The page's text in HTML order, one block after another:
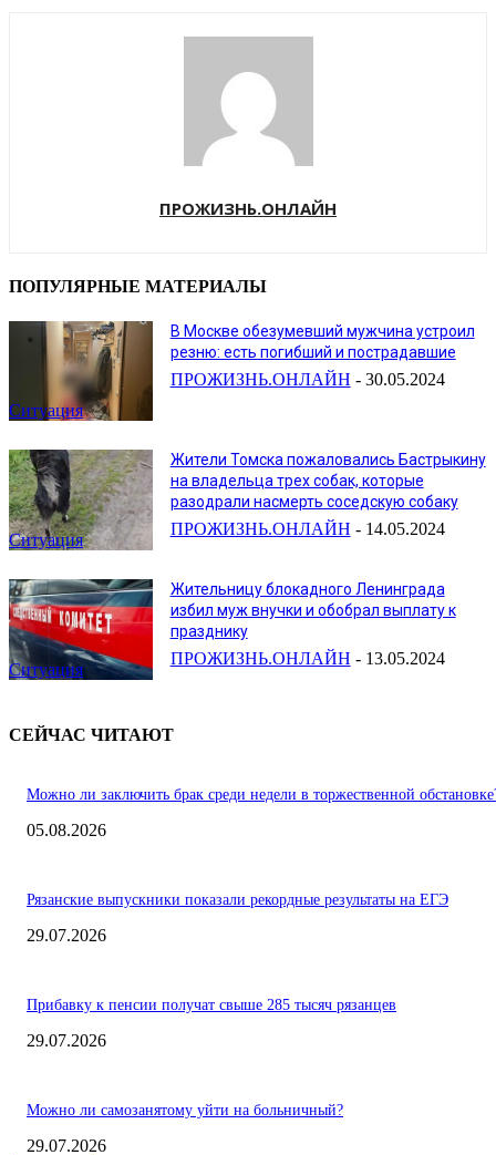
ПРОЖИЗНЬ.ОНЛАЙН
ПОПУЛЯРНЫЕ МАТЕРИАЛЫ
Ситуация
В Москве обезумевший мужчина устроил
резню: есть погибший и пострадавшие
ПРОЖИЗНЬ.ОНЛАЙН - 30.05.2024
Ситуация
Жители Томска пожаловались Бастрыкину
на владельца трех собак, которые
разодрали насмерть соседскую собаку
ПРОЖИЗНЬ.ОНЛАЙН - 14.05.2024
Ситуация
Жительницу блокадного Ленинграда
избил муж внучки и обобрал выплату к
празднику
ПРОЖИЗНЬ.ОНЛАЙН - 13.05.2024
СЕЙЧАС ЧИТАЮТ
Можно ли заключить брак среди недели в торжественной
05.08.2026
Рязанские выпускники показали рекордные результаты на ЕГЭ
29.07.2026
Прибавку к пенсии получат свыше 285 тысяч рязанцев
29.07.2026
Можно ли самозанятому уйти на больничный?
29.07.2026